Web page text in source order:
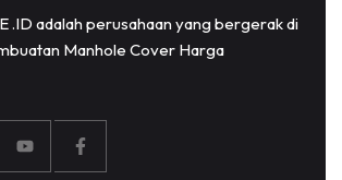
.ID adalah perusahaan yang bergerak di
Manhole Cover Harga